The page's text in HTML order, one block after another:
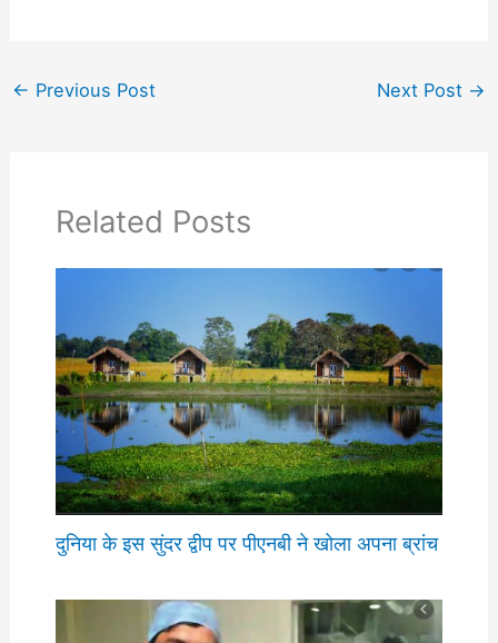
← Previous Post Next Post →
Related Posts
दुनिया के इस सुंदर द्वीप पर पीएनबी ने खोला अपना ब्रांच